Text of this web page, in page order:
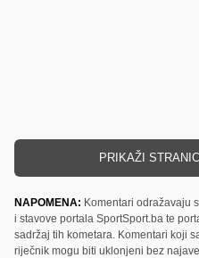
PRIKAŽI
NAPOMENA: Komentari odražavaju
i stavove portala SportSport.ba te
sadržaj tih kometara. Komentari koji
riječnik mogu biti uklonjeni bez